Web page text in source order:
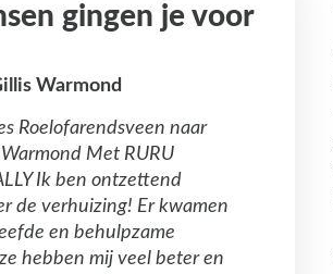
gingen je voor
Warmond
Roelofarendsveen naar
Met RURU
Ik ben ontzettend
de verhuizing! Er kwamen
en behulpzame
hebben mij veel beter en